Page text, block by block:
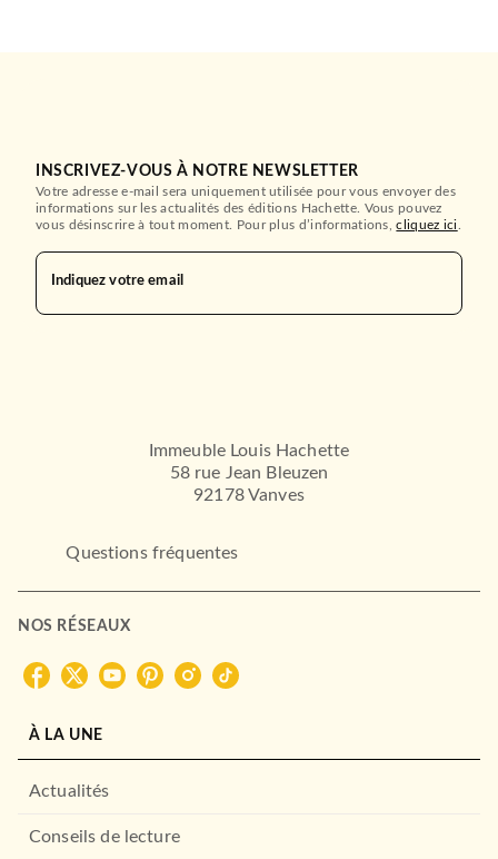
INSCRIVEZ-VOUS À NOTRE NEWSLETTER
Votre adresse e-mail sera uniquement utilisée pour vous envoyer des
informations sur les actualités des éditions Hachette. Vous pouvez
vous désinscrire à tout moment. Pour plus d’informations,cliquez ici
Indiquez votre email
Immeuble Louis Hachette
58 rue Jean Bleuzen
92178 Vanves
Questions fréquentes
NOS RÉSEAUX
À LA UNE
Actualités
Conseils de lecture